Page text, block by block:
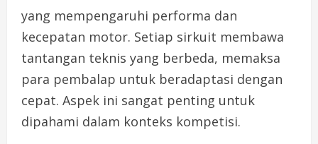
yang mempengaruhi performa dan
kecepatan motor. Setiap sirkuit membawa
tantangan teknis yang berbeda, memaksa
para pembalap untuk beradaptasi dengan
cepat. Aspek ini sangat penting untuk
dipahami dalam konteks kompetisi.